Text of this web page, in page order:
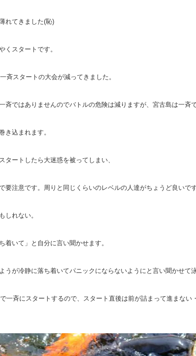
れてきました(恥)
くスタートです。
斉スタートの大会が減ってきました。
斉ではありませんのでバトルの危険は減りますが、宮古島は一斉で
き込まれます。
タートしたら大迷惑を被ってしまい、
要注意です。周りと同じくらいのレベルの人達がちょうど良いです
しれない。
着いて」と自分に言い聞かせます。
うが冷静に落ち着いてパニックにならないようにと言い聞かせて泳
一斉にスタートするので、スタート直後は前が詰まって進まない